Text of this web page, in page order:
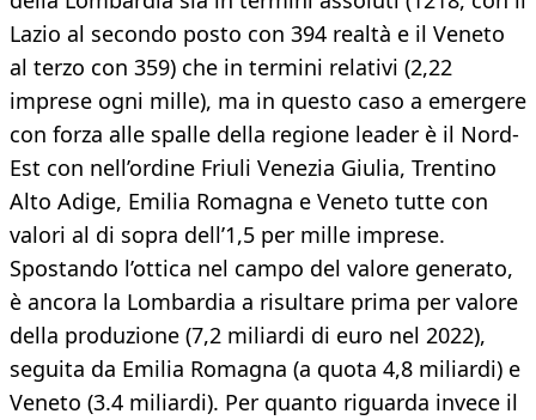
Lazio al secondo posto con 394 realtà e il Veneto
al terzo con 359) che in termini relativi (2,22
imprese ogni mille), ma in questo caso a emergere
con forza alle spalle della regione leader è il Nord-
Est con nell’ordine Friuli Venezia Giulia, Trentino
Alto Adige, Emilia Romagna e Veneto tutte con
valori al di sopra dell’1,5 per mille imprese.
Spostando l’ottica nel campo del valore generato,
è ancora la Lombardia a risultare prima per valore
della produzione (7,2 miliardi di euro nel 2022),
seguita da Emilia Romagna (a quota 4,8 miliardi) e
Veneto (3.4 miliardi). Per quanto riguarda invece il